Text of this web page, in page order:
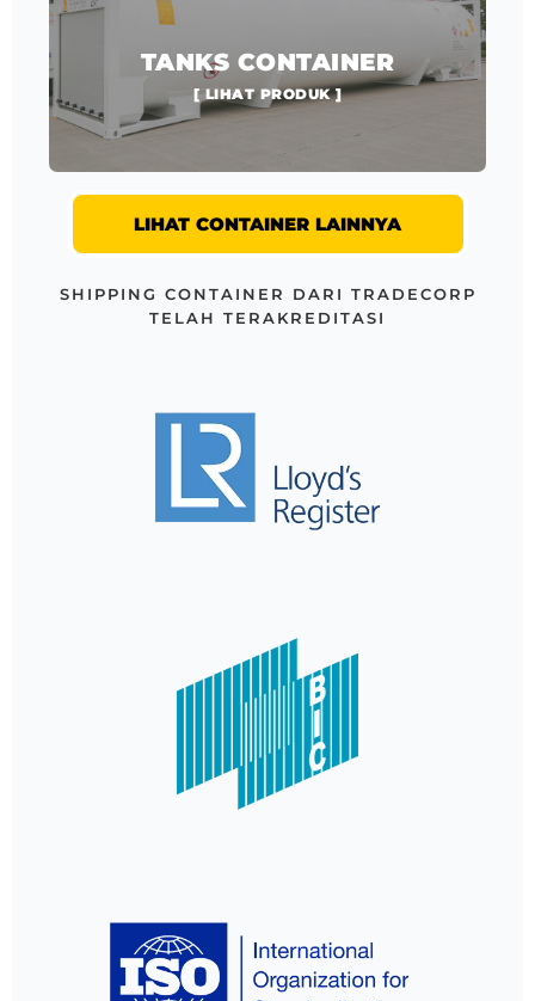
TANKS CONTAINER
[ LIHAT PRODUK ]
LIHAT CONTAINER LAINNYA
SHIPPING CONTAINER DARI TRADECORP
TELAH TERAKREDITASI